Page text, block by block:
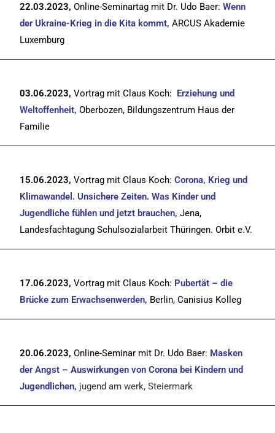
22.03.2023, Online-Seminartag mit Dr. Udo Baer:Wenn
der Ukraine-Krieg in die Kita kommt,ARCUS Akademie
Luxemburg
03.06.2023, Vortrag mit Claus Koch: Erziehung und
Weltoffenheit,Oberbozen, Bildungszentrum Haus der
Familie
15.06.2023, Vortrag mit Claus Koch:Corona, Krieg und
Klimawandel. Unsichere Zeiten. Was Kinder und
Jugendliche fühlen und jetzt brauchen,Jena,
Landesfachtagung Schulsozialarbeit Thüringen. Orbit e.V.
17.06.2023, Vortrag mit Claus Koch: Pubertät – die
Brücke zum Erwachsenwerden, Berlin, Canisius Kolleg
20.06.2023, Online-Seminar mit Dr. Udo Baer: Masken
der Angst – Auswirkungen von Corona bei Kindern und
Jugendlichen, jugend am werk, Steiermark